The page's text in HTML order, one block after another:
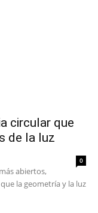
circular que
de la luz
0
abiertos,
la geometría y la luz